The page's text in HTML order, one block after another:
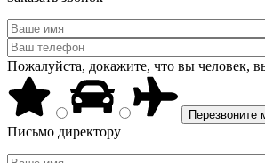
Пожалуйста, докажите, что вы человек,
Письмо директору